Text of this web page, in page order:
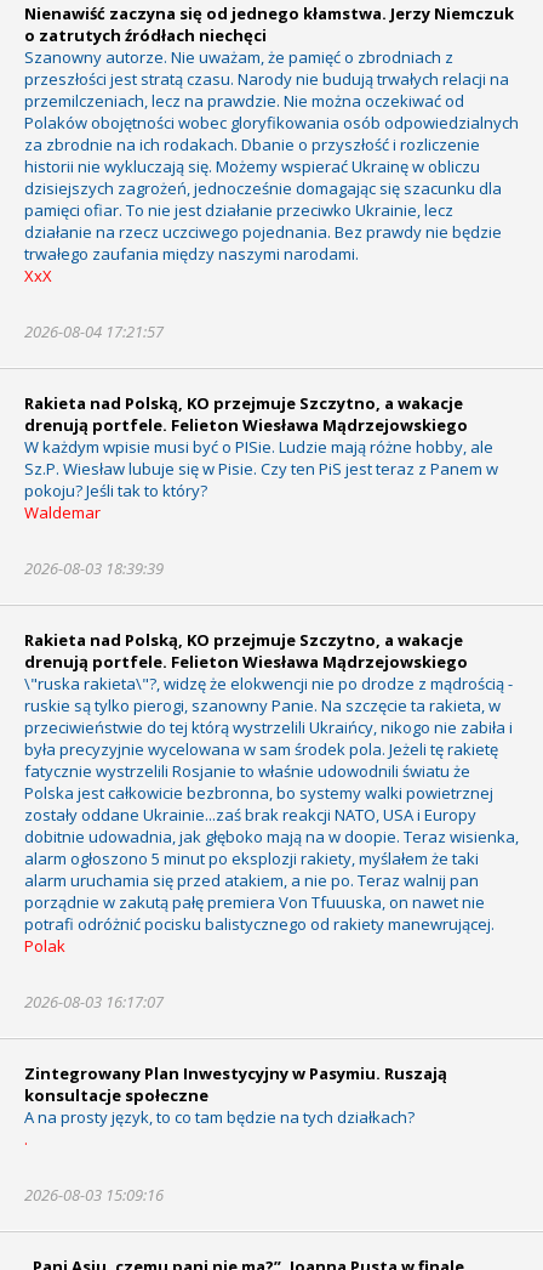
Nienawiść zaczyna się od jednego kłamstwa. Jerzy Niemczuk
o zatrutych źródłach niechęci
Szanowny autorze. Nie uważam, że pamięć o zbrodniach z
przeszłości jest stratą czasu. Narody nie budują trwałych relacji na
przemilczeniach, lecz na prawdzie. Nie można oczekiwać od
Polaków obojętności wobec gloryfikowania osób odpowiedzialnych
za zbrodnie na ich rodakach. Dbanie o przyszłość i rozliczenie
historii nie wykluczają się. Możemy wspierać Ukrainę w obliczu
dzisiejszych zagrożeń, jednocześnie domagając się szacunku dla
pamięci ofiar. To nie jest działanie przeciwko Ukrainie, lecz
działanie na rzecz uczciwego pojednania. Bez prawdy nie będzie
trwałego zaufania między naszymi narodami.
XxX
2026-08-04 17:21:57
Rakieta nad Polską, KO przejmuje Szczytno, a wakacje
drenują portfele. Felieton Wiesława Mądrzejowskiego
W każdym wpisie musi być o PISie. Ludzie mają różne hobby, ale
Sz.P. Wiesław lubuje się w Pisie. Czy ten PiS jest teraz z Panem w
pokoju? Jeśli tak to który?
Waldemar
2026-08-03 18:39:39
Rakieta nad Polską, KO przejmuje Szczytno, a wakacje
drenują portfele. Felieton Wiesława Mądrzejowskiego
\"ruska rakieta\"?, widzę że elokwencji nie po drodze z mądrością -
ruskie są tylko pierogi, szanowny Panie. Na szczęcie ta rakieta, w
przeciwieństwie do tej którą wystrzelili Ukraińcy, nikogo nie zabiła i
była precyzyjnie wycelowana w sam środek pola. Jeżeli tę rakietę
fatycznie wystrzelili Rosjanie to właśnie udowodnili światu że
Polska jest całkowicie bezbronna, bo systemy walki powietrznej
zostały oddane Ukrainie...zaś brak reakcji NATO, USA i Europy
dobitnie udowadnia, jak głęboko mają na w doopie. Teraz wisienka,
alarm ogłoszono 5 minut po eksplozji rakiety, myślałem że taki
alarm uruchamia się przed atakiem, a nie po. Teraz walnij pan
porządnie w zakutą pałę premiera Von Tfuuuska, on nawet nie
potrafi odróżnić pocisku balistycznego od rakiety manewrującej.
Polak
2026-08-03 16:17:07
Zintegrowany Plan Inwestycyjny w Pasymiu. Ruszają
konsultacje społeczne
A na prosty język, to co tam będzie na tych działkach?
.
2026-08-03 15:09:16